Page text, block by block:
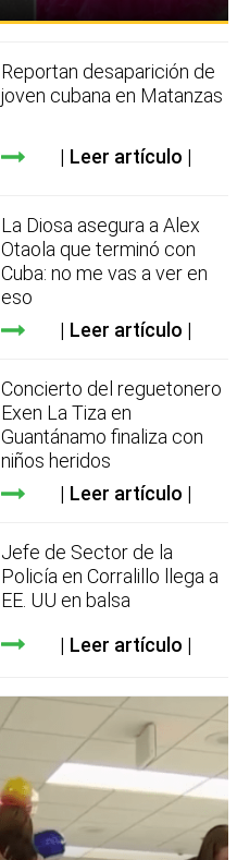
Reportan desaparición de
joven cubana en Matanzas
Leer artículo
La Diosa asegura a Alex
Otaola que terminó con
Cuba: no me vas a ver en
eso
Leer artículo
Concierto del reguetonero
Exen La Tiza en
Guantánamo finaliza con
niños heridos
Leer artículo
Jefe de Sector de la
Policía en Corralillo llega a
EE. UU en balsa
Leer artículo